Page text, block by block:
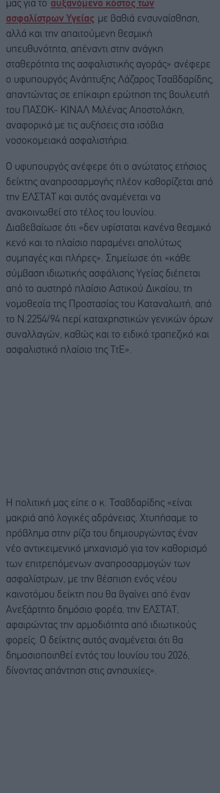
μας για το αυξανόμενο κόστος των
ασφαλίστρων Υγείας με βαθιά ενσυναίσθηση,
αλλά και την απαιτούμενη θεσμική
υπευθυνότητα, απέναντι στην ανάγκη
σταθερότητα της ασφαλιστικής αγοράς» ανέφερε
ο υφυπουργός Ανάπτυξης Λάζαρος Τσαβδαρίδης,
απαντώντας σε επίκαιρη ερώτηση της βουλευτή
του ΠΑΣΟΚ- ΚΙΝΑΛ Μιλένας Αποστολάκη,
αναφορικά με τις αυξήσεις στα ισόβια
νοσοκομειακά ασφαλιστήρια.
Ο υφυπουργός ανέφερε ότι ο ανώτατος ετήσιος
δείκτης αναπροσαρμογής πλέον καθορίζεται από
την ΕΛΣΤΑΤ και αυτός αναμένεται να
ανακοινωθεί στο τέλος του Ιουνίου.
Διαβεβαίωσε ότι «δεν υφίσταται κανένα θεσμικό
κενό και το πλαίσιο παραμένει απολύτως
συμπαγές και πλήρες». Σημείωσε ότι «κάθε
σύμβαση ιδιωτικής ασφάλισης Υγείας διέπεται
από το αυστηρό πλαίσιο Αστικού Δικαίου, τη
νομοθεσία της Προστασίας του Καταναλωτή, από
το Ν.2254/94 περί καταχρηστικών γενικών όρων
συναλλαγών, καθώς και το ειδικό τραπεζικό και
ασφαλιστικό πλαίσιο της ΤτΕ».
Η πολιτική μας είπε ο κ. Τσαβδαρίδης «είναι
μακριά από λογικές αδράνειας. Χτυπήσαμε το
πρόβλημα στην ρίζα του δημιουργώντας έναν
νέο αντικειμενικό μηχανισμό για τον καθορισμό
των επιτρεπόμενων αναπροσαρμογών των
ασφαλίστρων, με την θέσπιση ενός νέου
καινοτόμου δείκτη που θα βγαίνει από έναν
Ανεξάρτητο δημόσιο φορέα, την ΕΛΣΤΑΤ,
αφαιρώντας την αρμοδιότητα από ιδιωτικούς
φορείς. Ο δείκτης αυτός αναμένεται ότι θα
δημοσιοποιηθεί εντός του Ιουνίου του 2026,
δίνοντας απάντηση στις ανησυχίες».